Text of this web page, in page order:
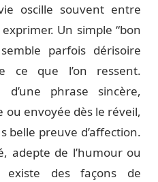
oscille souvent entre
Un simple “bon
parfois dérisoire
ce que l’on ressent.
phrase sincère,
envoyée dès le réveil,
belle preuve d’affection.
adepte de l’humour ou
des façons de